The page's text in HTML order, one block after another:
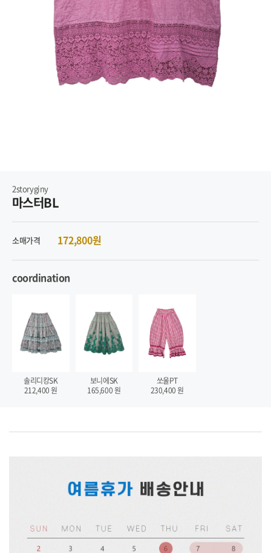
2storyginy
마스터BL
소매가격 172,800원
coordination
솔리디캉SK
212,400원
보니에SK
165,600원
쏘울PT
230,400원